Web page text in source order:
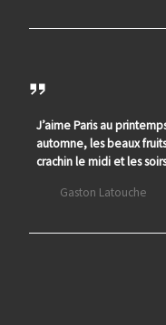
J’aime Paris au
automne, les beaux
crachin le midi et les
Gaston Latouche